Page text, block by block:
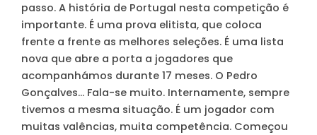
passo. A história de Portugal nesta competição é
importante. É uma prova elitista, que coloca
frente a frente as melhores seleções. É uma lista
nova que abre a porta a jogadores que
acompanhámos durante 17 meses. O Pedro
Gonçalves… Fala-se muito. Internamente, sempre
tivemos a mesma situação. É um jogador com
muitas valências, muita competência. Começou